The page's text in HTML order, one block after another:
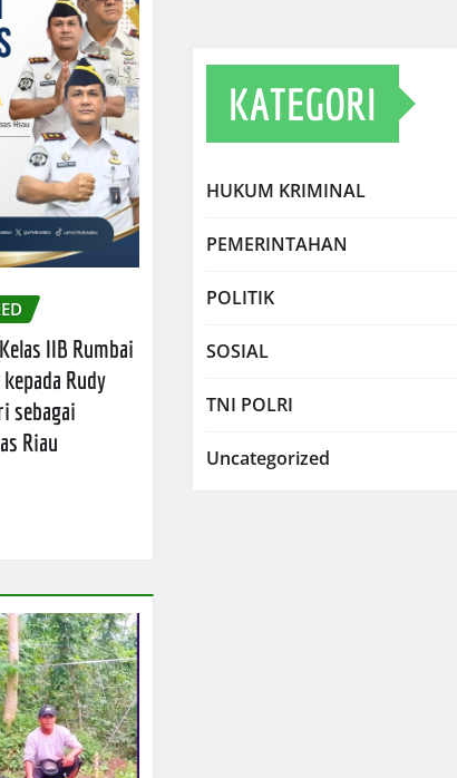
IIB Rumbai
Rudy
sebagai
Riau
KATEGORI
HUKUM KRIMINAL
PEMERINTAHAN
POLITIK
SOSIAL
TNI POLRI
Uncategorized